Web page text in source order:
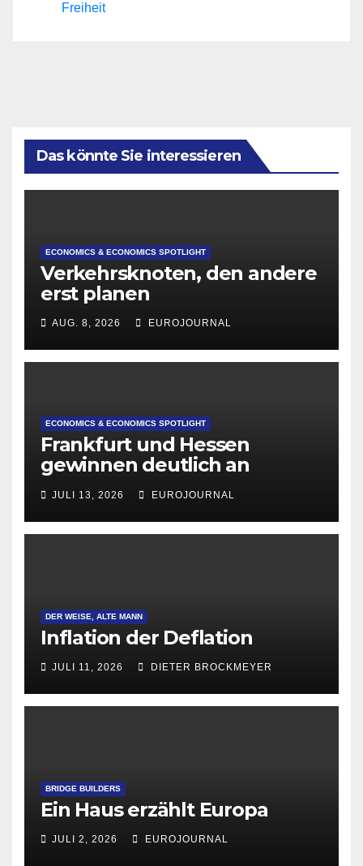
Freiheit
Das könnte Sie interessieren
ECONOMICS & ECONOMICS SPOTLIGHT
Verkehrsknoten, den andere
erst planen
AUG. 8, 2026 EUROJOURNAL
ECONOMICS & ECONOMICS SPOTLIGHT
Frankfurt und Hessen
gewinnen deutlich an
Attraktivität für Startup-
Gründungen
JULI 13, 2026 EUROJOURNAL
DER WEISE, ALTE MANN
Inflation der Deflation
JULI 11, 2026 DIETER BROCKMEYER
BRIDGE BUILDERS
Ein Haus erzählt Europa
JULI 2, 2026 EUROJOURNAL